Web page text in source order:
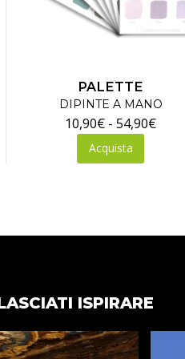
PALETTE
DIPINTE A MANO
10,90€ - 54,90€Fascia
Acquista
Le
essere
nella
ISPIRARE